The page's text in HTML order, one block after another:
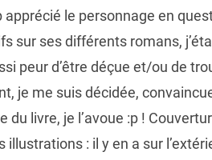
apprécié le personnage en
sur ses différents romans,
peur d’être déçue et/ou de
je me suis décidée,
du livre, je l’avoue :p !
illustrations : il y en a sur